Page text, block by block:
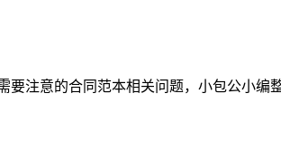
注意的合同范本相关问题，小包公小编